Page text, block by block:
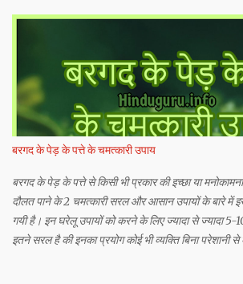
बरगद के पेड़ के पत्ते के चमत्कारी उपाय
बरगद के पेड़ के पत्ते से किसी भी प्रकार की इच्छा या
दौलत पाने के 2 चमत्कारी सरल और आसान उपायों के बारे में
गयी है। इन घरेलू उपायों को करने के लिए ज्यादा से ज्यादा
इतने सरल है की इनका प्रयोग कोई भी व्यक्ति बिना परेशानी